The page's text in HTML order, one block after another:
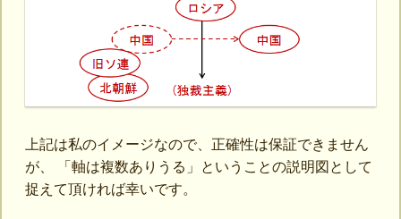
上記は私のイメージなので、正確性は保証できません
が、 「軸は複数ありうる」ということの説明図として
捉えて頂ければ幸いです。